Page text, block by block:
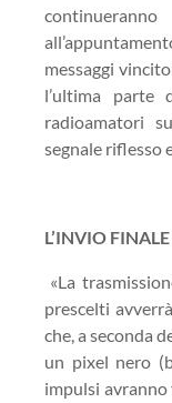
messaggi
l’ultima
radioamatori
segnale riflesso
L’INVIO
«La
prescelti
che, a seconda
un pixel nero
impulsi